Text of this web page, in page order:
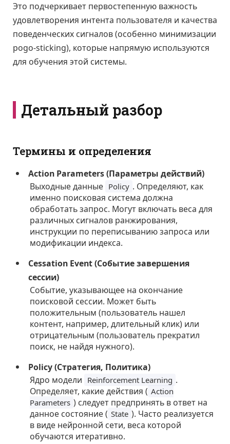
Это подчеркивает первостепенную важность
удовлетворения интента пользователя и качества
поведенческих сигналов (особенно минимизации
pogo-sticking), которые напрямую используются
для обучения этой системы.
Детальный разбор
Термины и определения
Action Parameters (Параметры действий)
Выходные данные Policy . Определяют, как
именно поисковая система должна
обработать запрос. Могут включать веса для
различных сигналов ранжирования,
инструкции по переписыванию запроса или
модификации индекса.
Cessation Event (Событие завершения
сессии)
Событие, указывающее на окончание
поисковой сессии. Может быть
положительным (пользователь нашел
контент, например, длительный клик) или
отрицательным (пользователь прекратил
поиск, не найдя нужного).
Policy (Стратегия, Политика)
Ядро модели Reinforcement Learning .
Определяет, какие действия ( Action
Parameters ) следует предпринять в ответ на
данное состояние ( State ). Часто реализуется
в виде нейронной сети, веса которой
обучаются итеративно.